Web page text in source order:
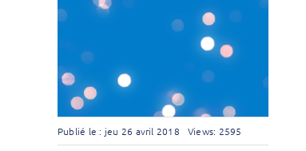
Publié le : jeu 26 avril 2018 Views: 2595